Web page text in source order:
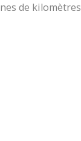
de kilomètres